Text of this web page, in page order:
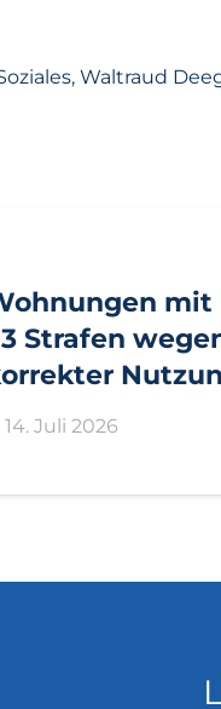
,Waltraud
mit
Strafen
14. Juli 2026